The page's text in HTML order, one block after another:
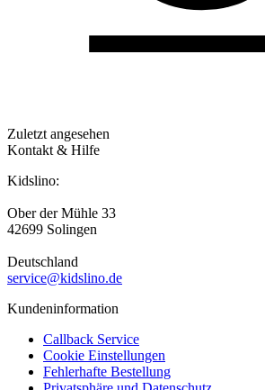
Zuletzt angesehen
Kontakt & Hilfe
Kidslino:
Ober der Mühle 33
42699 Solingen
Deutschland
service@kidslino.de
Kundeninformation
Callback Service
Cookie Einstellungen
Fehlerhafte Bestellung